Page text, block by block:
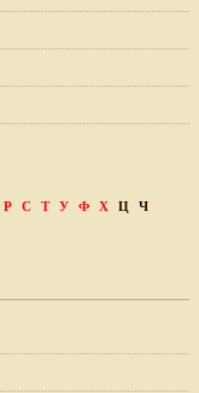
Р С Т У Ф Х Ц
Ч